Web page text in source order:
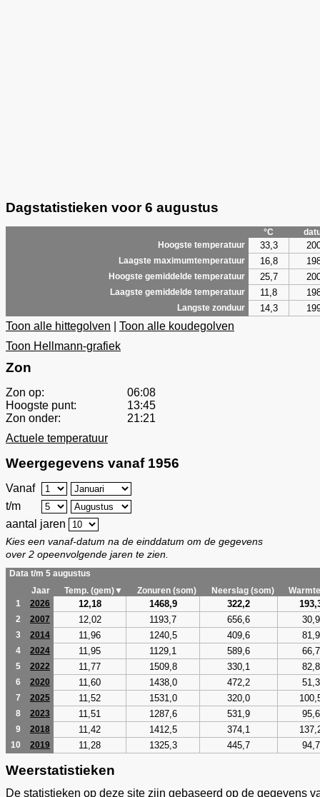
Dagstatistieken voor 6 augustus
°C
Hoogste temperatuur
33,3
Laagste maximumtemperatuur 16,8
Hoogste gemiddelde temperatuur 25,7
Laagste gemiddelde temperatuur 11,8
Langste zonduur 14,3
Toon alle hittegolven
Toon alle koudegolven
Toon Hellmann-grafiek
Zon
Zon op:
06:08
Hoogste punt:
13:45
Zon onder:
21:21
Actuele temperatuur
Weergegevens vanaf 1956
Vanaf
t/m
aantal jaren
Kies een vanaf-datum na de einddatum om de gegevens
over 2 opeenvolgende jaren te zien.
Data t/m 5 augustus
Jaar
Temp. (gem)▼ Zonuren (som) Neerslag (som)
1
2026 12,18 1468,9 322,2
2 2007 12,02 1193,7 656,6 30,9
3 2014 11,96 1240,5 409,6 81,9
4 2024 11,95 1129,1 589,6 66,7
5 2022 11,77 1509,8 330,1 82,8
6 2020 11,60 1438,0 472,2 51,3
7 2025 11,52 1531,0 320,0
8 2023 11,51 1287,6 531,9 95,6
9 2018 11,42 1412,5 374,1
10 2019 11,28 1325,3 445,7 94,7
Weerstatistieken
De statistieken op deze site zijn gebaseerd op de gegevens